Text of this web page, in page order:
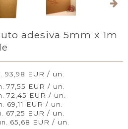
adesiva 5mm x 1m
93,98 EUR / un.
77,55 EUR / un.
72,45 EUR / un.
69,11 EUR / un.
67,25 EUR / un.
65,68 EUR / un.